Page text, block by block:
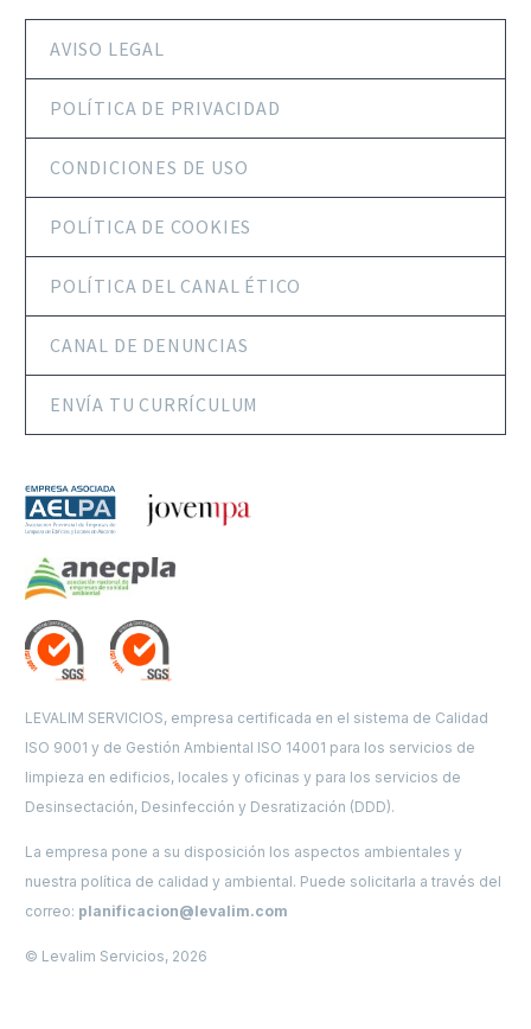
AVISO LEGAL
POLÍTICA DE PRIVACIDAD
CONDICIONES DE USO
POLÍTICA DE COOKIES
POLÍTICA DEL CANAL ÉTICO
CANAL DE DENUNCIAS
ENVÍA TU CURRÍCULUM
LEVALIM SERVICIOS, empresa certificada en el sistema de Calidad
ISO 9001 y de Gestión Ambiental ISO 14001 para los servicios de
limpieza en edificios, locales y oficinas y para los servicios de
Desinsectación, Desinfección y Desratización (DDD).
La empresa pone a su disposición los aspectos ambientales y
nuestra política de calidad y ambiental. Puede solicitarla a través del
correo: planificacion@levalim.com
© Levalim Servicios, 2026